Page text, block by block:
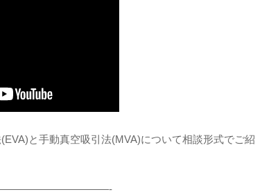
と手動真空吸引法(MVA)について相談形式でご紹